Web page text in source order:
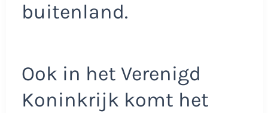
buitenland.
Ook in het Verenigd
Koninkrijk komt het